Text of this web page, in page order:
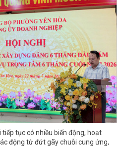
tục có nhiều biến động, hoạt
động từ đứt gãy chuỗi cung ứng,